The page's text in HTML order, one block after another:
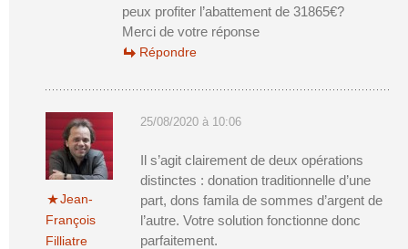
peux profiter l’abattement de 31865€?
Merci de votre réponse
Répondre
Jean-
François
Filliatre
25/08/2020 à 10:06
Il s’agit clairement de deux opérations
distinctes : donation traditionnelle d’une
part, dons famila de sommes d’argent de
l’autre. Votre solution fonctionne donc
parfaitement.